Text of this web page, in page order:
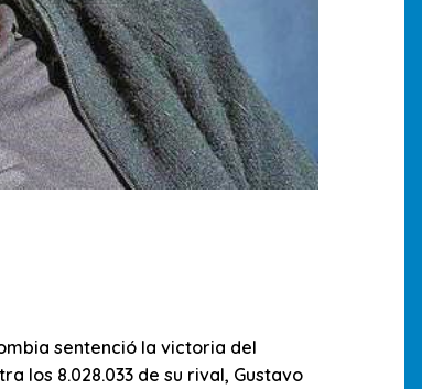
sentenció la victoria del
los 8.028.033 de su rival, Gustavo